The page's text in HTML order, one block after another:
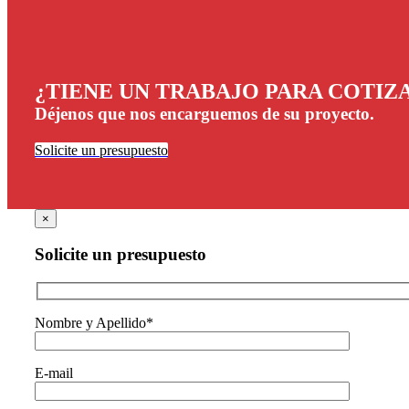
¿TIENE UN TRABAJO PARA
Déjenos que nos encarguemos de su proyecto.
Solicite un presupuesto
×
Solicite un presupuesto
Nombre y Apellido*
E-mail